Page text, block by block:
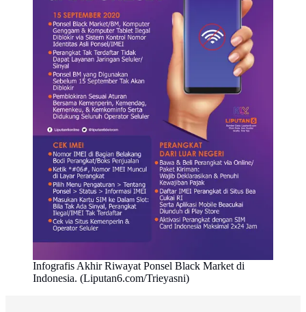
Infografis Akhir Riwayat Ponsel Black Market di
Indonesia. (Liputan6.com/Trieyasni)